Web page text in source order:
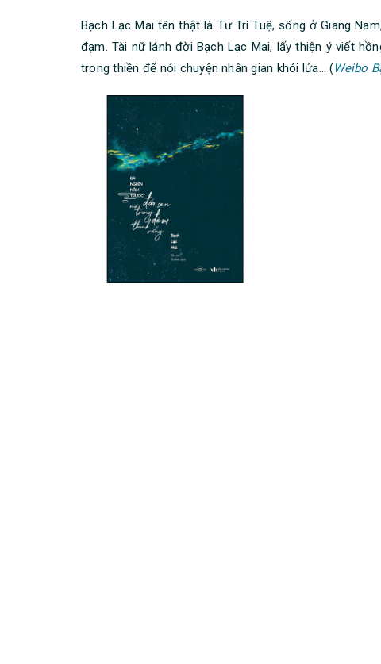
Bạch Lạc Mai tên thật là Tư Trí Tuệ, sống ở Giang
đạm. Tài nữ lánh đời Bạch Lạc Mai, lấy thiện ý viết
trong thiền để nói chuyện nhân gian khói lửa… (Weibo